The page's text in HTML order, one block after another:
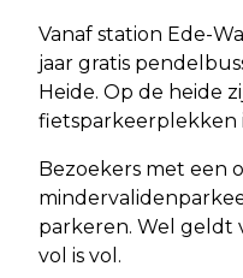
Vanaf station Ede-
jaar gratis
Heide. Op de heide
fietsparkeerplekken
Bezoekers met een
parkeren. Wel geldt
vol is vol.